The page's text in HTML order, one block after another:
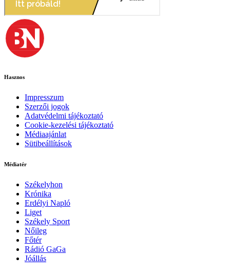
Hasznos
Impresszum
Szerzői jogok
Adatvédelmi tájékoztató
Cookie-kezelési tájékoztató
Médiaajánlat
Sütibeállítások
Médiatér
Székelyhon
Krónika
Erdélyi Napló
Liget
Székely Sport
Nőileg
Főtér
Rádió GaGa
Jóállás